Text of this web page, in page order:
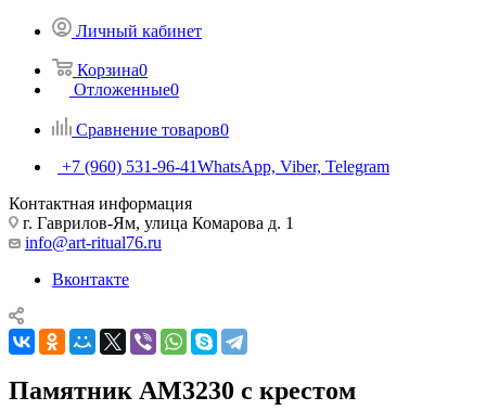
Личный кабинет
Корзина0
Отложенные0
Сравнение товаров0
+7 (960) 531-96-41WhatsApp, Viber, Telegram
Контактная информация
г. Гаврилов-Ям, улица Комарова д. 1
info@art-ritual76.ru
Вконтакте
Памятник AM3230 с крестом